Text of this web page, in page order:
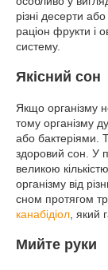
різні десерти
раціон фрукти і
систему.
Якісний сон
Якщо організму
тому організму
або бактеріями.
здоровий сон. У
великою кількістю
організму від
сном протягом
канабідіол , який
Мийте руки